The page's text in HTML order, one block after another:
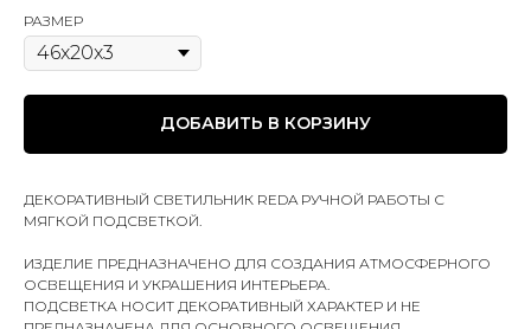
РАЗМЕР
ДОБАВИТЬ В КОРЗИНУ
ДЕКОРАТИВНЫЙ СВЕТИЛЬНИК REDA РУЧНОЙ РАБОТЫ С
МЯГКОЙ ПОДСВЕТКОЙ.
ИЗДЕЛИЕ ПРЕДНАЗНАЧЕНО ДЛЯ СОЗДАНИЯ АТМОСФЕРНОГО
ОСВЕЩЕНИЯ И УКРАШЕНИЯ ИНТЕРЬЕРА.
ПОДСВЕТКА НОСИТ ДЕКОРАТИВНЫЙ ХАРАКТЕР И НЕ